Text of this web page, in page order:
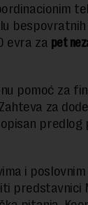
evra za pet
pomoć za
za
i
predstavnici